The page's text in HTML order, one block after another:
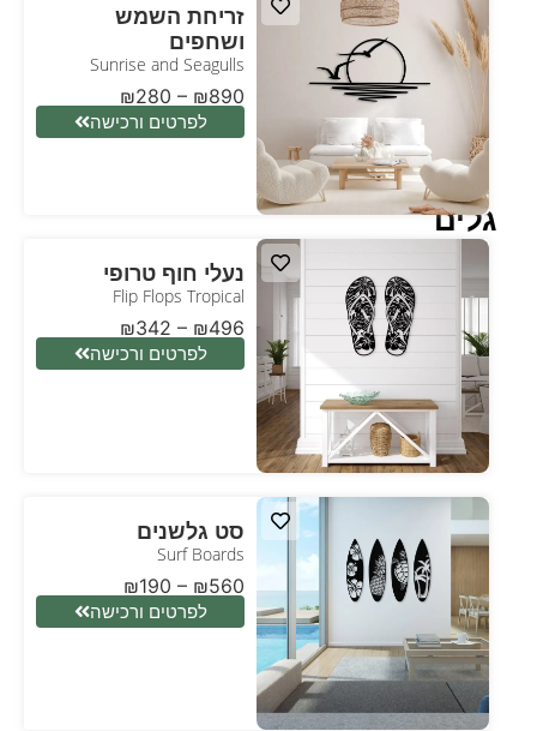
גלים
זריחת השמש
ושחפים
Sunrise and Seagulls
₪280 – ₪890
לפרטים ורכישה
נעלי חוף טרופי
Flip Flops Tropical
₪342 – ₪496
לפרטים ורכישה
סט גלשנים
Surf Boards
₪190 – ₪560
לפרטים ורכישה